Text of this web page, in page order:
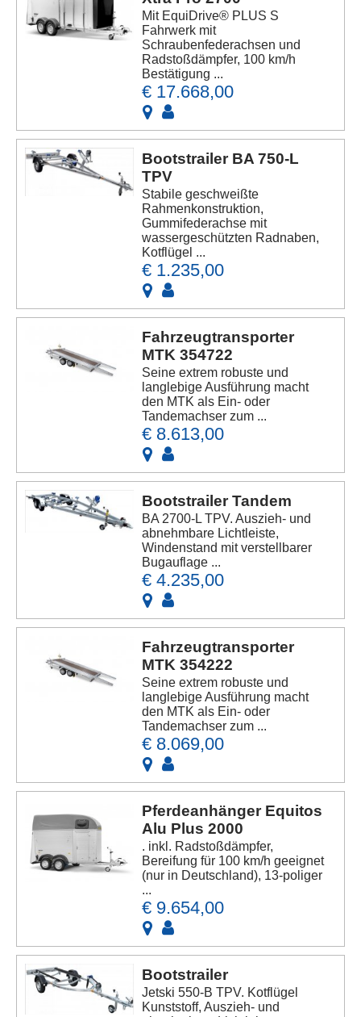
Mit EquiDrive® PLUS S
Fahrwerk mit
Schraubenfederachsen und
Radstoßdämpfer, 100 km/h
Bestätigung ...
€ 17.668,00
Bootstrailer BA 750-L
TPV
Stabile geschweißte
Rahmenkonstruktion,
Gummifederachse mit
wassergeschützten Radnaben,
Kotflügel ...
€ 1.235,00
Fahrzeugtransporter
MTK 354722
Seine extrem robuste und
langlebige Ausführung macht
den MTK als Ein- oder
Tandemachser zum ...
€ 8.613,00
Bootstrailer Tandem
BA 2700-L TPV. Auszieh- und
abnehmbare Lichtleiste,
Windenstand mit verstellbarer
Bugauflage ...
€ 4.235,00
Fahrzeugtransporter
MTK 354222
Seine extrem robuste und
langlebige Ausführung macht
den MTK als Ein- oder
Tandemachser zum ...
€ 8.069,00
Pferdeanhänger Equitos
Alu Plus 2000
. inkl. Radstoßdämpfer,
Bereifung für 100 km/h geeignet
(nur in Deutschland), 13-poliger
...
€ 9.654,00
Bootstrailer
Jetski 550-B TPV. Kotflügel
Kunststoff, Auszieh- und